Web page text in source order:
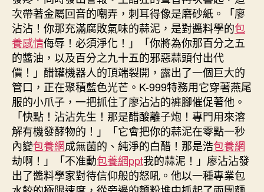
次帶著金屬回音的嘲弄，刺耳得像是磨砂紙。「廖
沾沾！你那充滿腐敗氣味的蒜泥，是對醬料學的包
養感情侮辱！必須淨化！」「你將為你那百分之五
的醬油，以及百分之九十五的邪惡蒜頭付出代
價！」醋罐機器人的頂端裂開，露出了一個巨大的
管口，正在聚積藍色光芒。K-999特務用它穿著燕尾
服的小爪子，一把抓住了廖沾沾的褲腳催促著他。
「快點！沾沾先生！那是醋酸離子炮！專門用來溶
解有機發酵物的！」「它會把你的蒜泥在零點一秒
內變包養網成無菌的、純淨的白醋！那是浩包養網
劫啊！」「不准動包養網ppt我的蒜泥！」廖沾沾發
出了醬料學家對待信仰般的怒吼。他以一種專業包